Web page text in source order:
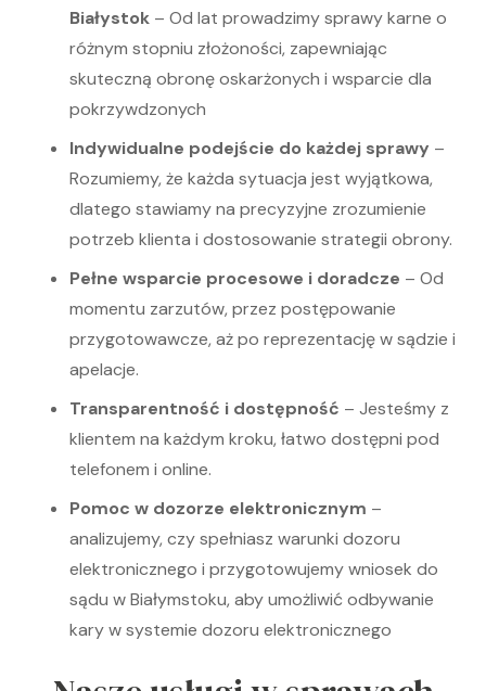
Białystok – Od lat prowadzimy sprawy karne o
różnym stopniu złożoności, zapewniając
skuteczną obronę oskarżonych i wsparcie dla
pokrzywdzonych
Indywidualne podejście do każdej sprawy –
Rozumiemy, że każda sytuacja jest wyjątkowa,
dlatego stawiamy na precyzyjne zrozumienie
potrzeb klienta i dostosowanie strategii obrony.
Pełne wsparcie procesowe i doradcze – Od
momentu zarzutów, przez postępowanie
przygotowawcze, aż po reprezentację w sądzie i
apelacje.
Transparentność i dostępność – Jesteśmy z
klientem na każdym kroku, łatwo dostępni pod
telefonem i online.
Pomoc w dozorze elektronicznym –
analizujemy, czy spełniasz warunki dozoru
elektronicznego i przygotowujemy wniosek do
sądu w Białymstoku, aby umożliwić odbywanie
kary w systemie dozoru elektronicznego